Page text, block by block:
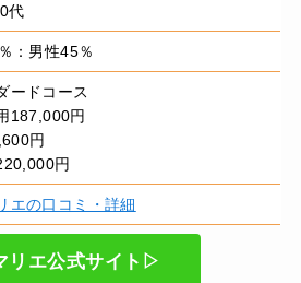
代
：男性45％
ードコース
187,000円
円
円
エの口コミ・詳細
リエ公式サイト▷